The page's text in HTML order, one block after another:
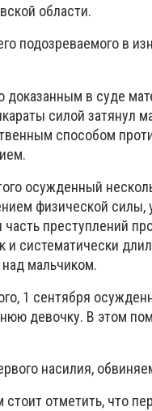
области.
подозреваемого в
доказанным в суде
силой затянул
способом
осужденный
физической силы,
преступлений
и систематически
мальчиком.
1 сентября
девочку. В этом
насилия,
стоит отметить, что